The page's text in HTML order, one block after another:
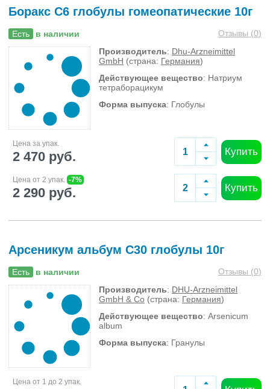
Боракс C6 глобулы гомеопатические 10г
Есть в наличии Отзывы (0)
Производитель: Dhu-Arzneimittel
GmbH (страна: Германия)
Действующее вещество: Натриум
тетраборацикум
Форма выпуска: Глобулы
Цена за упак.
2 470 руб. Купить
Цена от 2 упак. -7%
2 290 руб. Купить
Арсеникум альбум C30 глобулы 10г
Есть в наличии Отзывы (0)
Производитель: DHU-Arzneimittel
GmbH & Co (страна: Германия)
Действующее вещество: Arsenicum
album
Форма выпуска: Гранулы
Цена от 1 до 2 упак.